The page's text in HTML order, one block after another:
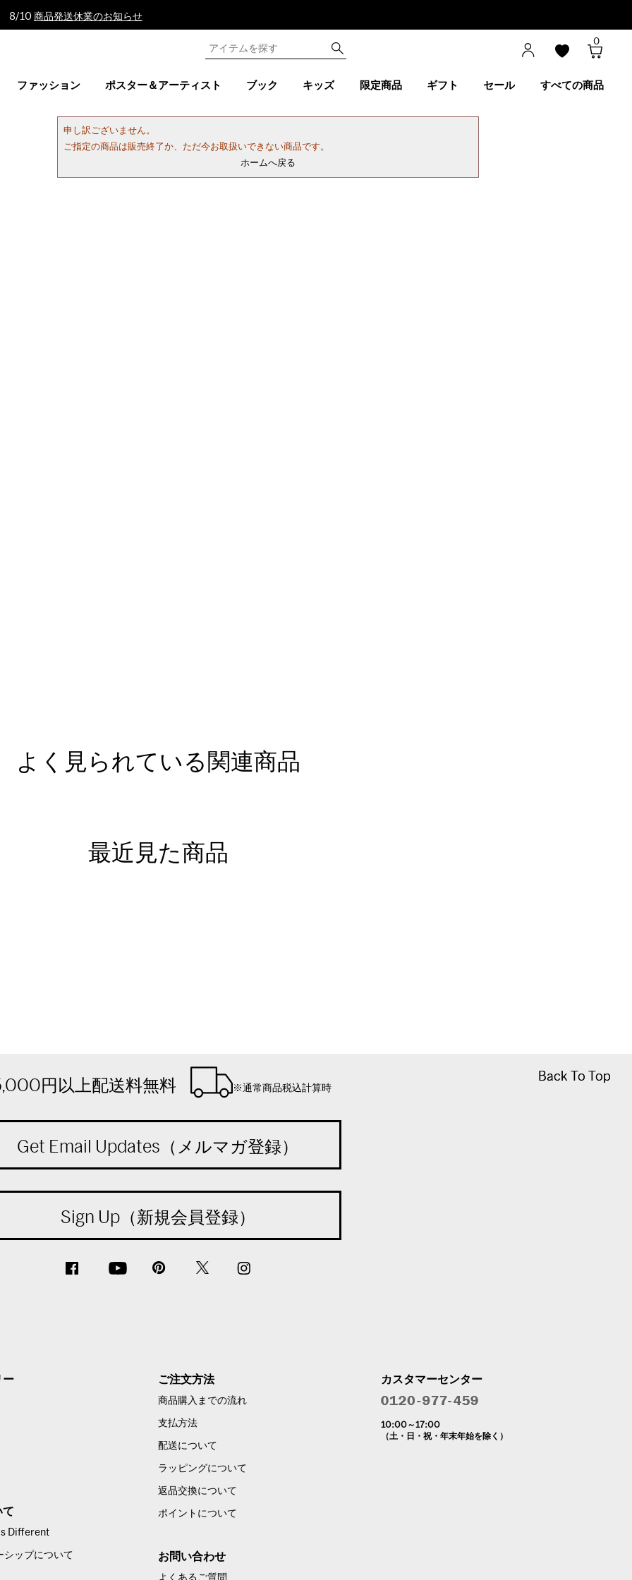
8/10 商品発送休業のお知らせ
0
ファッション ポスター＆アーティスト ブック キッズ 限定商品 ギフト セール すべての商品
申し訳ございません。
ご指定の商品は販売終了か、ただ今お取扱いできない商品です。
ホームへ戻る
よく見られている関連商品
最近見た商品
Back To Top
Back To Top
円以上配送料無料 ※通常商品税込計算時
Get Email Updates（メルマガ登録）
Sign Up（新規会員登録）
ー
て
Different
シップについて
ご注文方法
商品購入までの流れ
支払方法
配送について
ラッピングについて
返品交換について
ポイントについて
お問い合わせ
よくあるご質問
カスタマーセンター
10:00～17:00
（土・日・祝・年末年始を除く）